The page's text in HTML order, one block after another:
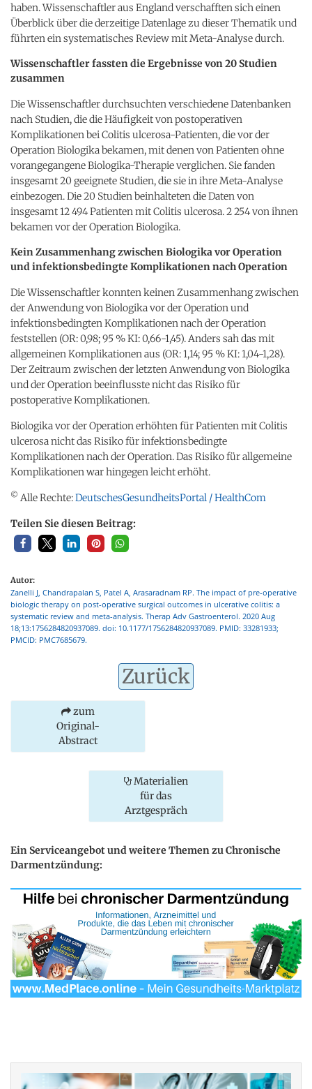
haben. Wissenschaftler aus England verschafften sich einen
Überblick über die derzeitige Datenlage zu dieser Thematik und
führten ein systematisches Review mit Meta-Analyse durch.
Wissenschaftler fassten die Ergebnisse von 20 Studien
zusammen
Die Wissenschaftler durchsuchten verschiedene Datenbanken
nach Studien, die die Häufigkeit von postoperativen
Komplikationen bei Colitis ulcerosa-Patienten, die vor der
Operation Biologika bekamen, mit denen von Patienten ohne
vorangegangene Biologika-Therapie verglichen. Sie fanden
insgesamt 20 geeignete Studien, die sie in ihre Meta-Analyse
einbezogen. Die 20 Studien beinhalteten die Daten von
insgesamt 12 494 Patienten mit Colitis ulcerosa. 2 254 von ihnen
bekamen vor der Operation Biologika.
Kein Zusammenhang zwischen Biologika vor Operation
und infektionsbedingte Komplikationen nach Operation
Die Wissenschaftler konnten keinen Zusammenhang zwischen
der Anwendung von Biologika vor der Operation und
infektionsbedingten Komplikationen nach der Operation
feststellen (OR: 0,98; 95 % KI: 0,66-1,45). Anders sah das mit
allgemeinen Komplikationen aus (OR: 1,14; 95 % KI: 1,04-1,28).
Der Zeitraum zwischen der letzten Anwendung von Biologika
und der Operation beeinflusste nicht das Risiko für
postoperative Komplikationen.
Biologika vor der Operation erhöhten für Patienten mit Colitis
ulcerosa nicht das Risiko für infektionsbedingte
Komplikationen nach der Operation. Das Risiko für allgemeine
Komplikationen war hingegen leicht erhöht.
© Alle Rechte:DeutschesGesundheitsPortal / HealthCom
Teilen Sie diesen Beitrag:
Autor:
Zanelli J, Chandrapalan S, Patel A, Arasaradnam RP. The impact of pre-operative
biologic therapy on post-operative surgical outcomes in ulcerative colitis: a
systematic review and meta-analysis. Therap Adv Gastroenterol. 2020 Aug
18;13:1756284820937089. doi: 10.1177/1756284820937089. PMID: 33281933;
PMCID: PMC7685679.
Zurück
zum
Original-
Abstract
Materialien
für das
Arztgespräch
Ein Serviceangebot und weitere Themen zu Chronische
Darmentzündung: